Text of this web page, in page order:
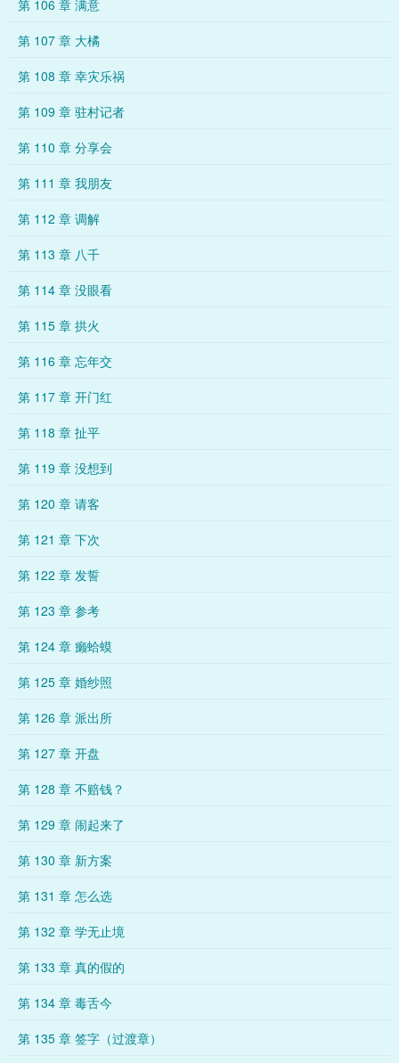
第 106 章 满意
第 107 章 大橘
第 108 章 幸灾乐祸
第 109 章 驻村记者
第 110 章 分享会
第 111 章 我朋友
第 112 章 调解
第 113 章 八千
第 114 章 没眼看
第 115 章 拱火
第 116 章 忘年交
第 117 章 开门红
第 118 章 扯平
第 119 章 没想到
第 120 章 请客
第 121 章 下次
第 122 章 发誓
第 123 章 参考
第 124 章 癞蛤蟆
第 125 章 婚纱照
第 126 章 派出所
第 127 章 开盘
第 128 章 不赔钱？
第 129 章 闹起来了
第 130 章 新方案
第 131 章 怎么选
第 132 章 学无止境
第 133 章 真的假的
第 134 章 毒舌今
第 135 章 签字（过渡章）